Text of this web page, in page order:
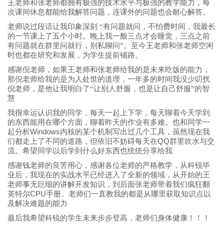
王老师和张老师都拥有极强的技术水平与极强的教学能力，每
次课间休息都能给我解答问题，连课外的问题也会耐心解答。
老师说过段话让我印象深刻 “有问题就问，不怕费时间，我最长
的一节课上了五个小时。晚上我一般三点才会睡觉，三点之前
有问题就在群里问就行，别私聊问”。至今王老师和张老师空闲
时也都在研究和发展，为学生提前铺路。
感谢倪老师，如果王老师和张老师给我的是未来吃饭的能力，
那倪老师给我的是为人处世的道理，一年多的时间我没少叨扰
倪老师，是他让我明白了“让别人舒服，也是让自己舒服”的智
慧
我很幸运认识我的同学，每天一起上下学，每天聊着今天学到
的东西能用在哪个方面，聊着昨天的作业有多难。也和同学一
起分析Windows内核的某个机制写出过几个工具，虽然现在我
们都走上了不同的道路，但依旧不妨碍每天在QQ群里吹水与交
流。希望同学以后学到什么好东西也统统分享给我
感谢钱老师的良苦用心，感谢各位老师的严格教学，从科锐毕
业后，我现在的实战水平已经进入了全新的领域，从开始的王
老师事无巨细的讲解开发知识，到后面张老师带着我们疯狂翻
英特尔CPU手册。老师们一直教我的都是从哪里获取知识点以
及解决难题的能力
最后我希望科锐的学生未来步步登高，老师们身体健康！！！